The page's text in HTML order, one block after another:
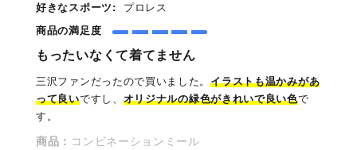
好きなスポーツ:
プロレス
商品の満足度
もったいなくて着てません
三沢ファンだったので買いました。イラストも温かみがあ
って良いですし、 オリジナルの緑色がきれいで良い色で
す。
商品： コンビネーションミール